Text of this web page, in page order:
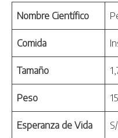
Nombre Científico
Comida
Tamaño
Peso
Esperanza de Vida